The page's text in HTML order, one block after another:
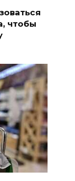
чтобы